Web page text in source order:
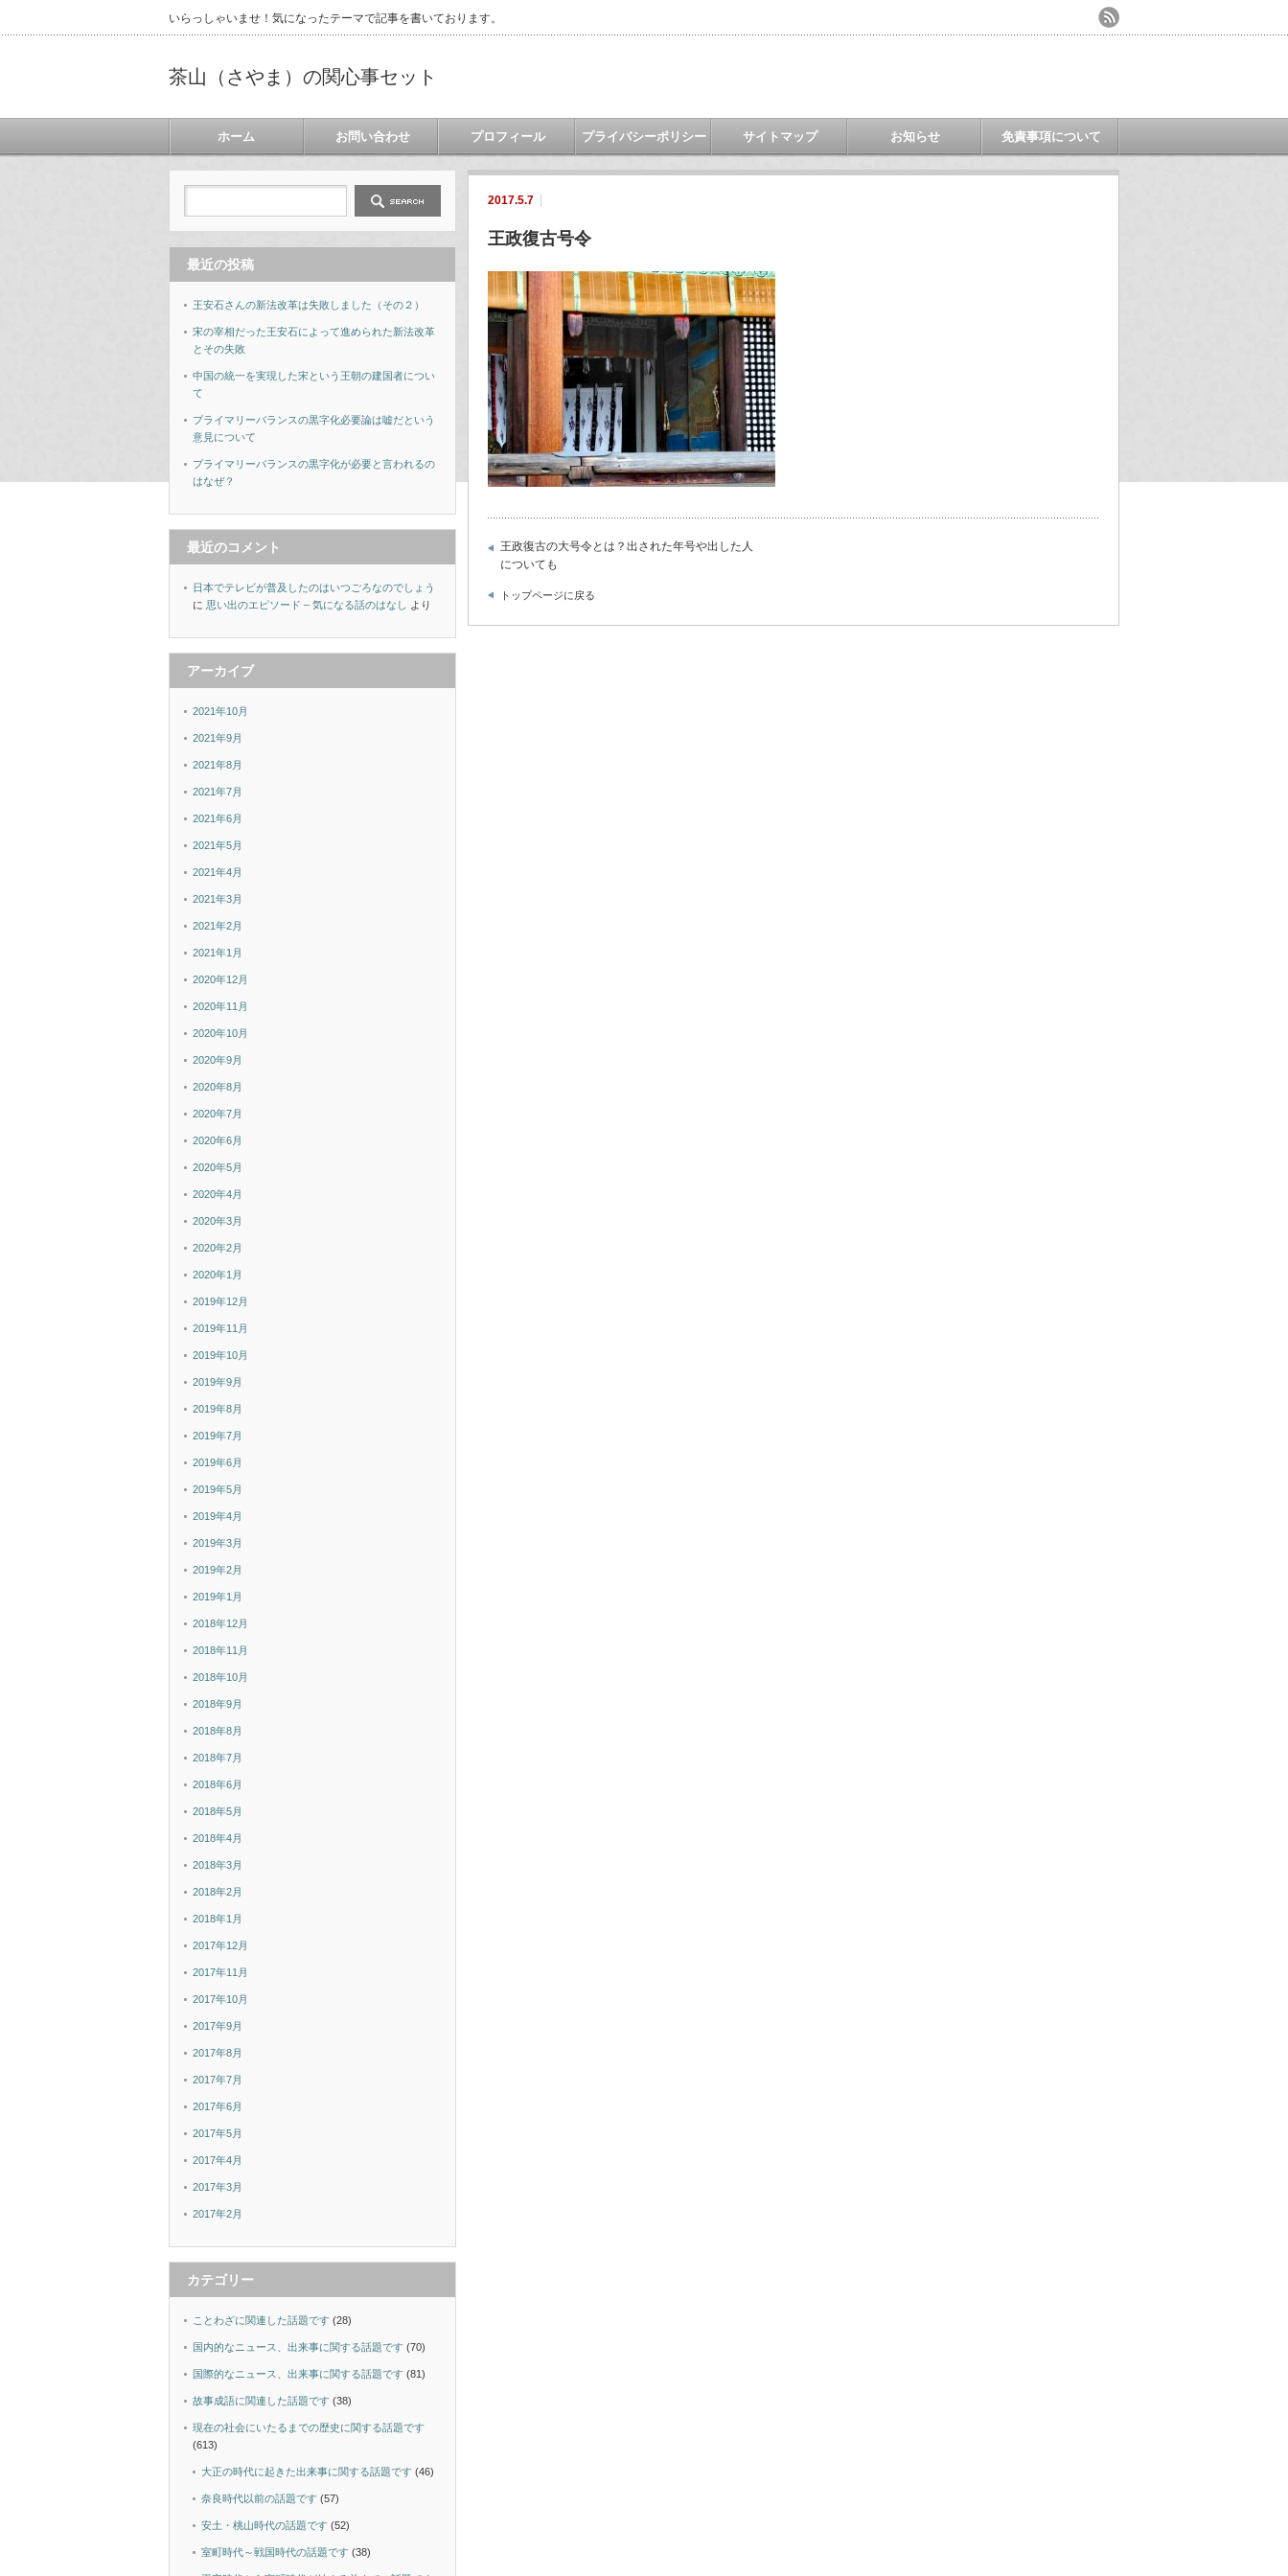
いらっしゃいませ！気になったテーマで記事を書いております。
茶山（さやま）の関心事セット
ホーム お問い合わせ プロフィール プライバシーポリシー サイトマップ お知らせ 免責事項について
2017.5.7
王政復古号令
王政復古の大号令とは？出された年号や出した人
についても
トップページに戻る
最近の投稿
王安石さんの新法改革は失敗しました（その２）
宋の宰相だった王安石によって進められた新法改革
とその失敗
中国の統一を実現した宋という王朝の建国者につい
て
プライマリーバランスの黒字化必要論は嘘だという
意見について
プライマリーバランスの黒字化が必要と言われるの
はなぜ？
最近のコメント
日本でテレビが普及したのはいつごろなのでしょう
に 思い出のエピソード – 気になる話のはなし より
アーカイブ
2021年10月
2021年9月
2021年8月
2021年7月
2021年6月
2021年5月
2021年4月
2021年3月
2021年2月
2021年1月
2020年12月
2020年11月
2020年10月
2020年9月
2020年8月
2020年7月
2020年6月
2020年5月
2020年4月
2020年3月
2020年2月
2020年1月
2019年12月
2019年11月
2019年10月
2019年9月
2019年8月
2019年7月
2019年6月
2019年5月
2019年4月
2019年3月
2019年2月
2019年1月
2018年12月
2018年11月
2018年10月
2018年9月
2018年8月
2018年7月
2018年6月
2018年5月
2018年4月
2018年3月
2018年2月
2018年1月
2017年12月
2017年11月
2017年10月
2017年9月
2017年8月
2017年7月
2017年6月
2017年5月
2017年4月
2017年3月
2017年2月
カテゴリー
ことわざに関連した話題です (28)
国内的なニュース、出来事に関する話題です (70)
国際的なニュース、出来事に関する話題です (81)
故事成語に関連した話題です (38)
現在の社会にいたるまでの歴史に関する話題です
(613)
大正の時代に起きた出来事に関する話題です (46)
奈良時代以前の話題です (57)
安土・桃山時代の話題です (52)
室町時代～戦国時代の話題です (38)